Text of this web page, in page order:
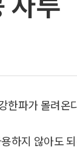
한파가 몰려
하지 않아도